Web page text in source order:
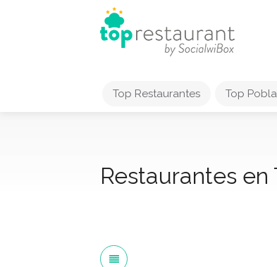
Top Restaurantes Top
Restaurantes en